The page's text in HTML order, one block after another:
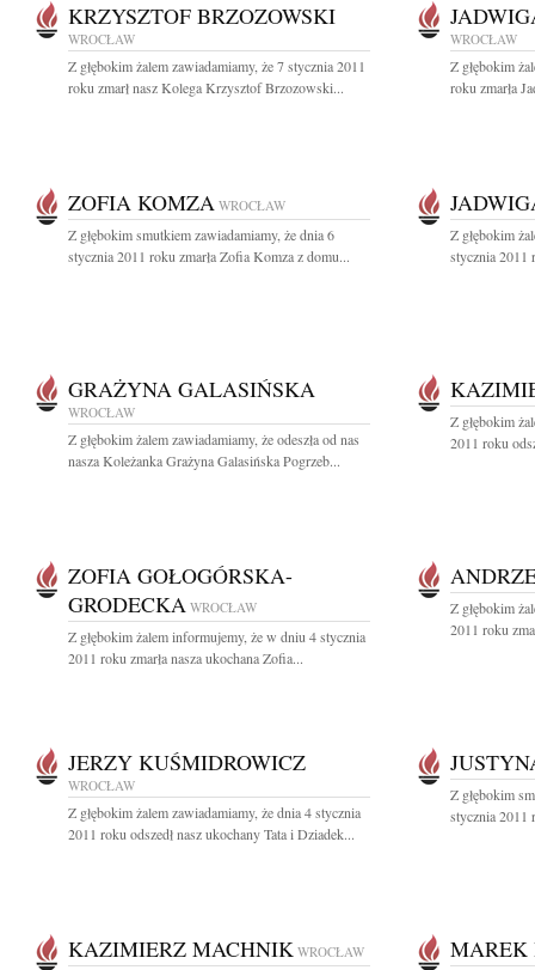
KRZYSZTOF BRZOZOWSKI
WROCŁAW
Z głębokim żalem zawiadamiamy, że 7 stycznia 2011
roku zmarł nasz Kolega Krzysztof Brzozowski...
WROCŁAW
Z głębokim
roku zmarła
ZOFIA KOMZA WROCŁAW
Z głębokim smutkiem zawiadamiamy, że dnia 6
stycznia 2011 roku zmarła Zofia Komza z domu...
Z głębokim
stycznia 2011
GRAŻYNA GALASIŃSKA
WROCŁAW
Z głębokim żalem zawiadamiamy, że odeszła od nas
nasza Koleżanka Grażyna Galasińska Pogrzeb...
Z głębokim
2011 roku
ZOFIA GOŁOGÓRSKA-
GRODECKA WROCŁAW
Z głębokim żalem informujemy, że w dniu 4 stycznia
2011 roku zmarła nasza ukochana Zofia...
Z głębokim
2011 roku
JERZY KUŚMIDROWICZ
WROCŁAW
Z głębokim żalem zawiadamiamy, że dnia 4 stycznia
2011 roku odszedł nasz ukochany Tata i Dziadek...
Z głębokim
stycznia 2011
KAZIMIERZ MACHNIK WROCŁAW MAREK